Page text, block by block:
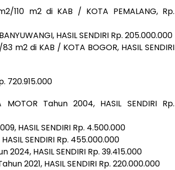
110 m2 di KAB / KOTA PEMALANG, Rp.
HASIL SENDIRI Rp. 205.000.000
m2 di KAB / KOTA BOGOR, HASIL SENDIRI
720.915.000
MOTOR Tahun 2004, HASIL SENDIRI Rp.
HASIL SENDIRI Rp. 4.500.000
SENDIRI Rp. 455.000.000
2024, HASIL SENDIRI Rp. 39.415.000
2021, HASIL SENDIRI Rp. 220.000.000